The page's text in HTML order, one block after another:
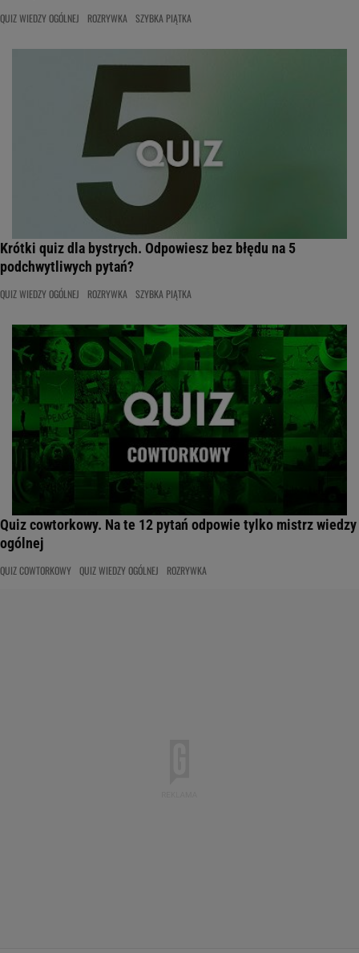
QUIZ WIEDZY OGÓLNEJ ROZRYWKA SZYBKA PIĄTKA
Krótki quiz dla bystrych. Odpowiesz bez błędu na 5
podchwytliwych pytań?
QUIZ WIEDZY OGÓLNEJ ROZRYWKA SZYBKA PIĄTKA
Quiz cowtorkowy. Na te 12 pytań odpowie tylko mistrz wiedzy
ogólnej
QUIZ COWTORKOWY QUIZ WIEDZY OGÓLNEJ ROZRYWKA